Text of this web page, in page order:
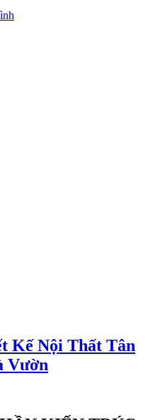
Kế Nội Thất Tân
Vườn